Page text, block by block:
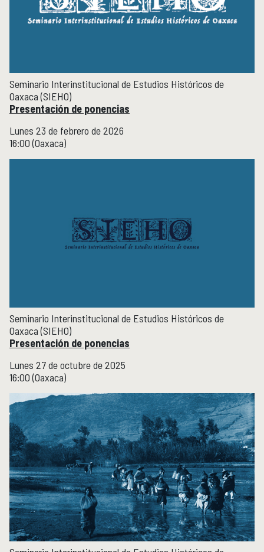
Seminario Interinstitucional de Estudios Históricos de
Oaxaca (SIEHO)
Presentación de ponencias
Lunes 23 de febrero de 2026
16:00 (Oaxaca)
Seminario Interinstitucional de Estudios Históricos de
Oaxaca (SIEHO)
Presentación de ponencias
Lunes 27 de octubre de 2025
16:00 (Oaxaca)